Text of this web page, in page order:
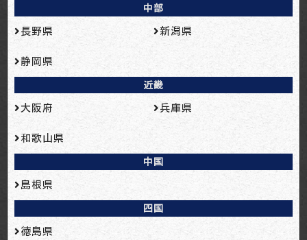
中部
長野県 新潟県
静岡県
近畿
大阪府 兵庫県
和歌山県
中国
島根県
四国
徳島県